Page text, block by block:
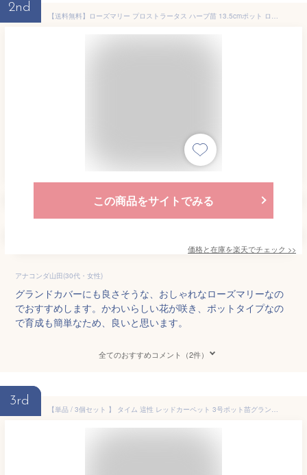
2nd
【送料無料】ローズマリー プロストラータス ハーブ苗 13.5cmポット ローズマリー苗 グランドカバー ベランダ 庭園 クラフト herb ギフト 精油 アロマテラピー ポプリ ハーブティー 露地植え 送料無料 即納
この商品をサイトでみる
価格と在庫を楽天でチェック >>
アナコンダ山田(30代・女性)
グランドカバーにも良さそうな、おしゃれなローズマリーなの
でおすすめします。かわいらしい花が咲き、ポットタイプなの
で育成も簡単なため、良いと思います。
全てのおすすめコメント（2件）
3rd
【単品 / 3個セット 】 タイム 這性 レッドカーペット 3号ポット苗グランドカバー 多年草 宿根草 香り イングリッシュガーデン ピンク 赤 レッド 花苗 ハーブ苗